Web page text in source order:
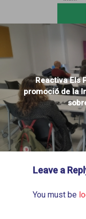
Reactiva Els
promoció de la
Leave a
You must be